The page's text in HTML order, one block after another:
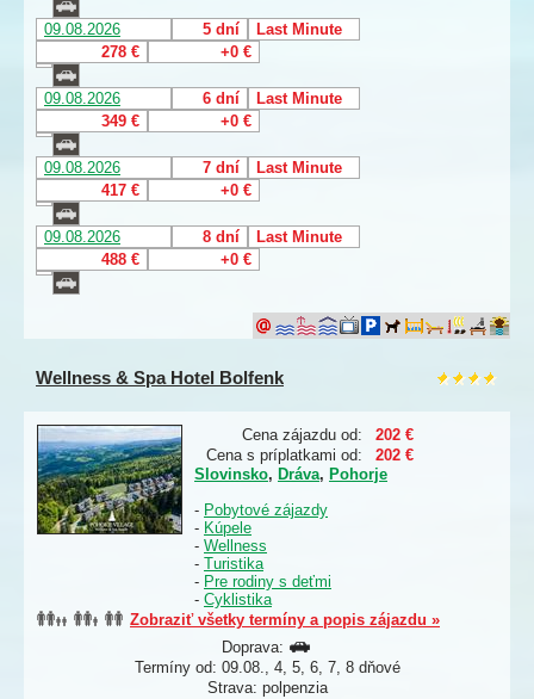
09.08.2026 5 dní
Last Minute
278 €
+0 €
09.08.2026 6 dní
Last Minute
349 €
+0 €
09.08.2026 7 dní
Last Minute
417 €
+0 €
09.08.2026 8 dní
Last Minute
488 €
+0 €
Wellness & Spa Hotel Bolfenk
Cena zájazdu od:
202 €
Cena s príplatkami od:
202 €
Slovinsko, Dráva, Pohorje
- Pobytové zájazdy
- Kúpele
- Wellness
- Turistika
- Pre rodiny s deťmi
- Cyklistika
Zobraziť všetky termíny a popis zájazdu »
Doprava:
Termíny od: 09.08., 4, 5, 6, 7, 8 dňové
Strava: polpenzia